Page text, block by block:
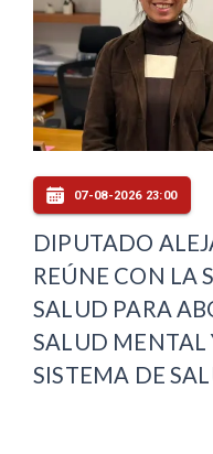
07-08-2026 23:00
DIPUTADO
REÚNE CON LA
SALUD PARA
SALUD MENTAL
SISTEMA DE